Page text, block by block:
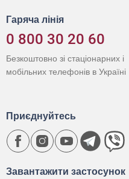
Гаряча лінія
0 800 30 20 60
Безкоштовно зі стаціонарних і
мобільних телефонів в Україні
Завантажити застосунок
Приєднуйтесь